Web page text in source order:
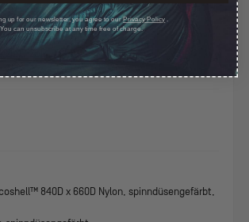
840D x 660D Nylon, spinndüsengefärbt,
up for our newsletter, you agree to ourPrivacy Policy .
You can unsubscribe at any time free of charge.